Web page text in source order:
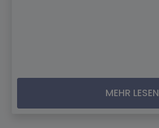
MEHR LESEN